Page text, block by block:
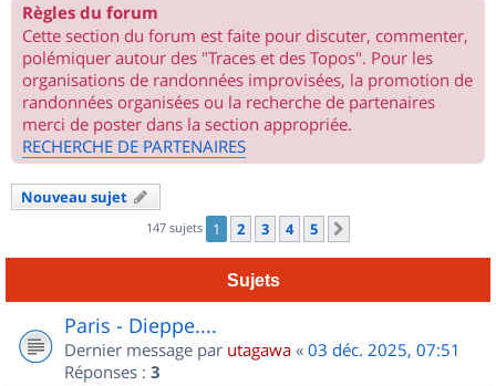
Règles du forum
Cette section du forum est faite pour discuter, commenter,
polémiquer autour des "Traces et des Topos". Pour les
organisations de randonnées improvisées, la promotion de
randonnées organisées ou la recherche de partenaires
merci de poster dans la section appropriée.
RECHERCHE DE PARTENAIRES
Nouveau sujet
147 sujets 1 2 3 4 5
Sujets
Paris - Dieppe....
Dernier message par utagawa « 03 déc. 2025, 07:51
Réponses : 3